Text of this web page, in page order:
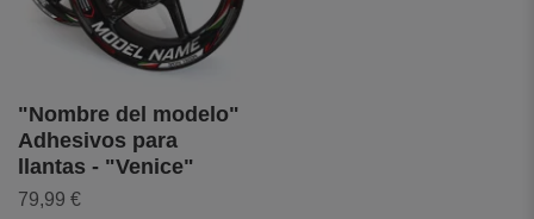
"Nombre del modelo"
Adhesivos para
llantas - "Venice"
79,99 €